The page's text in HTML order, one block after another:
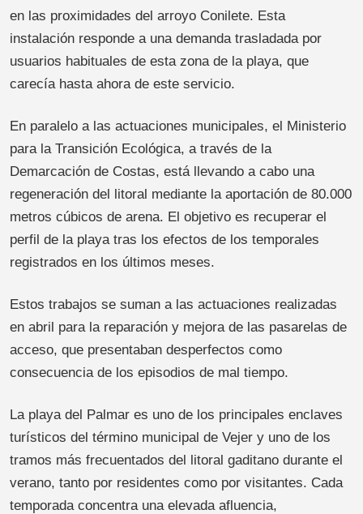
en las proximidades del arroyo Conilete. Esta
instalación responde a una demanda trasladada por
usuarios habituales de esta zona de la playa, que
carecía hasta ahora de este servicio.
En paralelo a las actuaciones municipales, el Ministerio
para la Transición Ecológica, a través de la
Demarcación de Costas, está llevando a cabo una
regeneración del litoral mediante la aportación de 80.000
metros cúbicos de arena. El objetivo es recuperar el
perfil de la playa tras los efectos de los temporales
registrados en los últimos meses.
Estos trabajos se suman a las actuaciones realizadas
en abril para la reparación y mejora de las pasarelas de
acceso, que presentaban desperfectos como
consecuencia de los episodios de mal tiempo.
La playa del Palmar es uno de los principales enclaves
turísticos del término municipal de Vejer y uno de los
tramos más frecuentados del litoral gaditano durante el
verano, tanto por residentes como por visitantes. Cada
temporada concentra una elevada afluencia,